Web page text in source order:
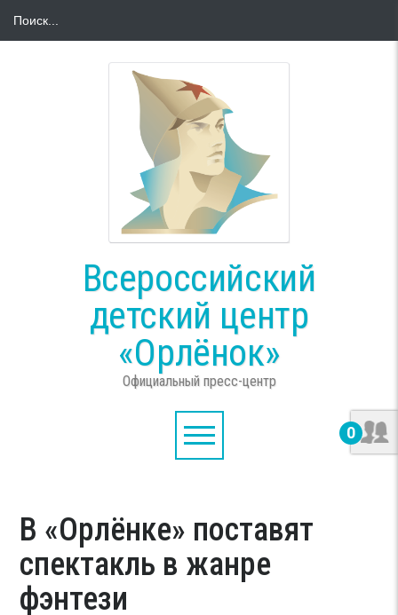
Всероссийский
детский центр
«Орлёнок»
Официальный пресс-центр
0
В «Орлёнке» поставят
спектакль в жанре
фэнтези